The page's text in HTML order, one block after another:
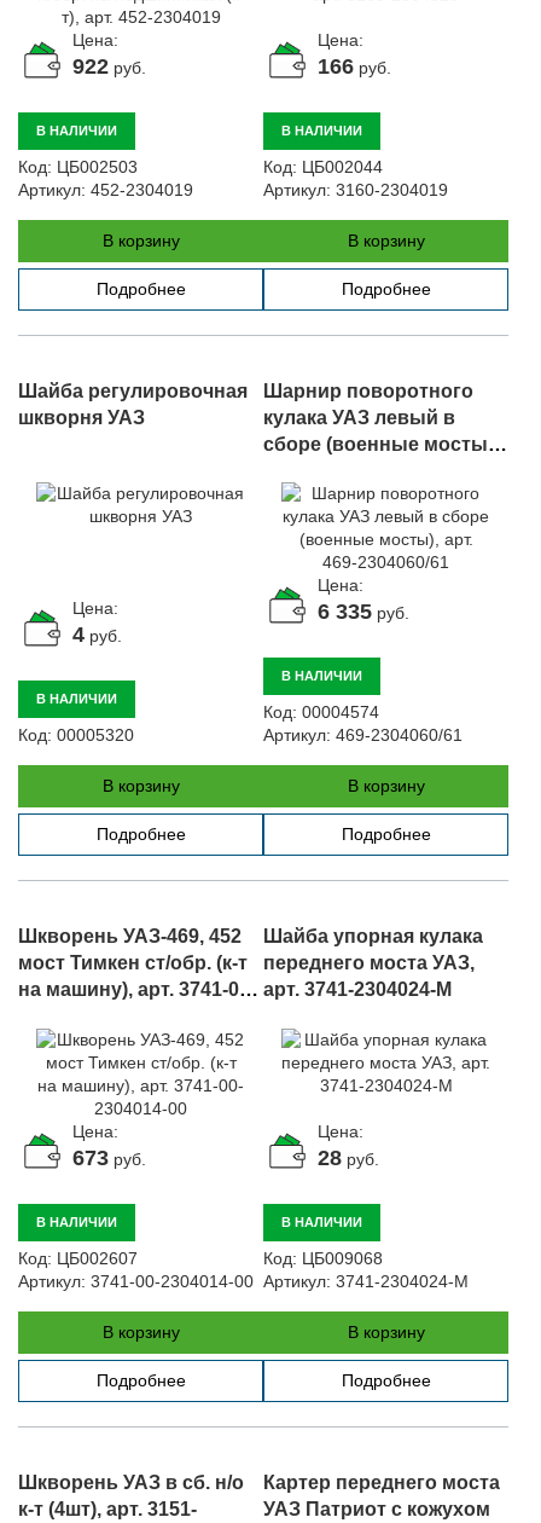
Цена:
922 руб.
В НАЛИЧИИ
Код: ЦБ002503
Артикул: 452-2304019
В корзину
Подробнее
Цена:
166 руб.
В НАЛИЧИИ
Код: ЦБ002044
Артикул: 3160-2304019
В корзину
Подробнее
Шайба регулировочная
шкворня УАЗ
Цена:
4 руб.
В НАЛИЧИИ
Код: 00005320
В корзину
Подробнее
Шарнир поворотного
кулака УАЗ левый в
сборе (военные мосты),
Цена:
6 335 руб.
В НАЛИЧИИ
Код: 00004574
Артикул: 469-2304060/61
В корзину
Подробнее
Шкворень УАЗ-469, 452
мост Тимкен ст/обр. (к-т
на машину), арт. 3741-00-
Цена:
673 руб.
В НАЛИЧИИ
Код: ЦБ002607
Артикул: 3741-00-2304014-00
В корзину
Подробнее
Шайба упорная кулака
переднего моста УАЗ,
арт. 3741-2304024-М
Цена:
28 руб.
В НАЛИЧИИ
Код: ЦБ009068
Артикул: 3741-2304024-М
В корзину
Подробнее
Шкворень УАЗ в сб. н/о
к-т (4шт), арт. 3151-
Картер переднего моста
УАЗ Патриот с кожухом